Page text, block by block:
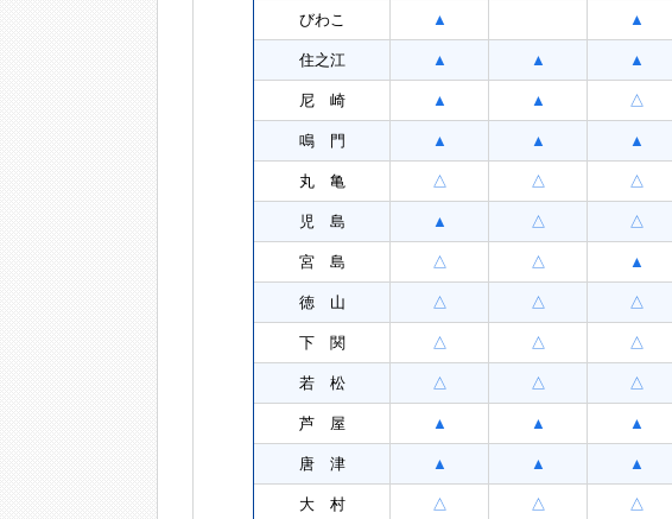
びわこ ▲ ▲
住之江 ▲ ▲ ▲
尼 崎 ▲ ▲ △
鳴 門 ▲ ▲ ▲
丸 亀 △ △ △
児 島 ▲ △ △
宮 島 △ △ ▲
徳 山 △ △ △
下 関 △ △ △
若 松 △ △ △
芦 屋 ▲ ▲ ▲
唐 津 ▲ ▲ ▲
大 村 △ △ △